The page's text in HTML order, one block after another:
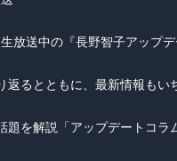
放送中の『長野智子アップ
返るとともに、最新情報もい
題を解説「アップデートコラ